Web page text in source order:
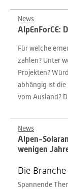
News
AlpEnForCE:
Für welche
zahlen? Unter
Projekten?
abhängig ist die
vom Ausland?
News
Alpen-
wenigen
Die
Spannende